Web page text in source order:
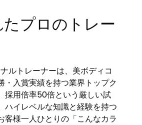
プロのトレー
ルトレーナーは、美ボディコ
・入賞実績を持つ業界トップク
採用倍率50倍という厳しい試
ハイレベルな知識と経験を持つ
客様一人ひとりの「こんなカラ